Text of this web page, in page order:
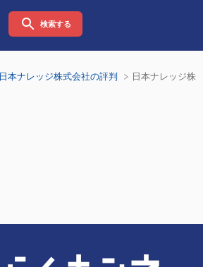
検索する
日本ナレッジ株式会社の評判 日本ナレッジ株